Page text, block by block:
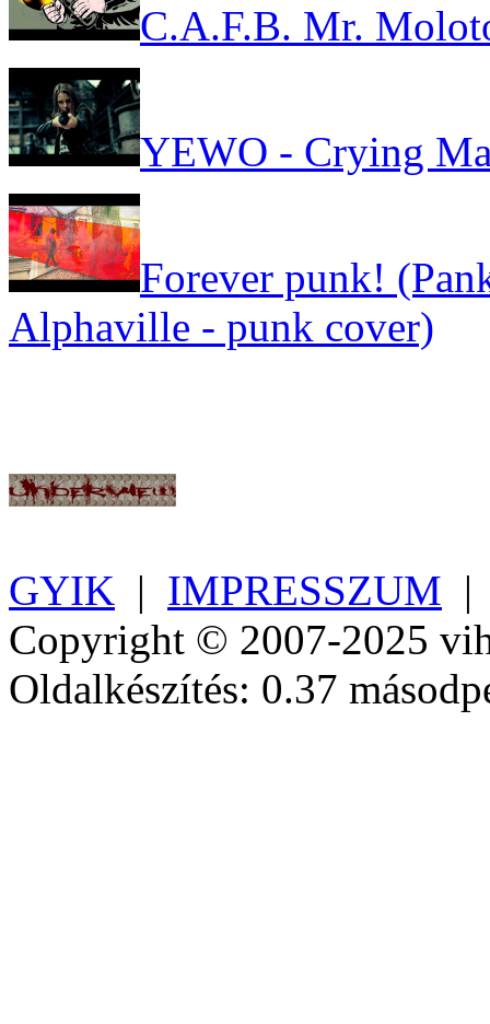
C.A.F.B. Mr.
YEWO - Crying
Forever punk!
Alphaville - punk cover)
GYIK | IMPRESSZUM
Copyright © 2007-2025
Oldalkészítés: 0.37